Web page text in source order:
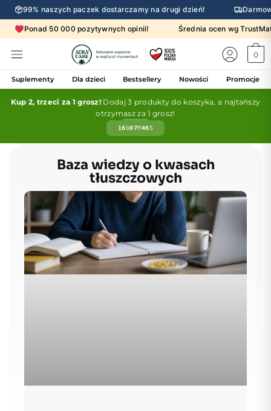
99% naszych paczek dostarczamy na drugi dzień!
Ponad 50 000 pozytywnych opinii! Średnia ocen wg
0
Suplementy Dla dzieci Bestsellery Nowości Promocje
Kup 2, trzeci za 1 grosz! Dodaj 3 produkty do koszyka, a najtańszy
otrzymasz za 1 grosz!
16G07M46S
Baza wiedzy o kwasach
tłuszczowych